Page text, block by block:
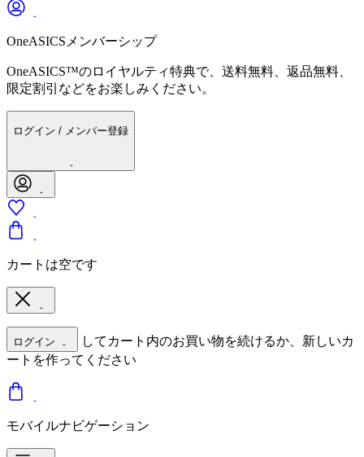
OneASICSメンバーシップ
OneASICS™のロイヤルティ特典で、送料無料、返品無料、
限定割引などをお楽しみください。
ログイン / メンバー登録
カートは空です
ログイン
してカート内のお買い物を続けるか、新しいカ
ートを作ってください
モバイルナビゲーション